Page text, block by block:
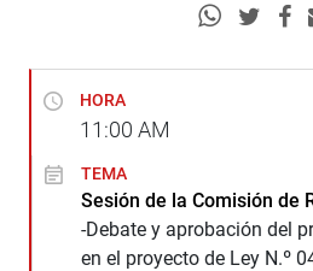
HORA
11:00 AM
TEMA
Sesión de la Comisión de
-Debate y aprobación del
en el proyecto de Ley N.º